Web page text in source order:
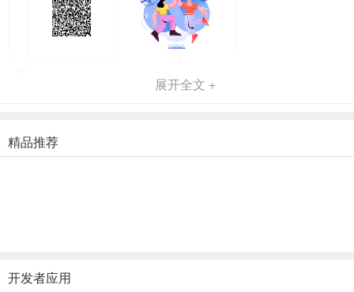
可以进行视频聊天、工作协同以及资料共享
可以对员工考勤记录进行统计以及签到
展开全文 +
精品推荐
开发者应用